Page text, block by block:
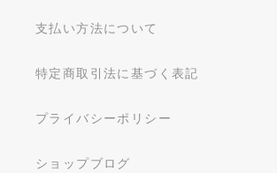
支払い方法について
特定商取引法に基づく表記
プライバシーポリシー
ショップブログ